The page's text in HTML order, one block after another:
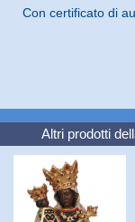
Con certificato di
Altri prodotti